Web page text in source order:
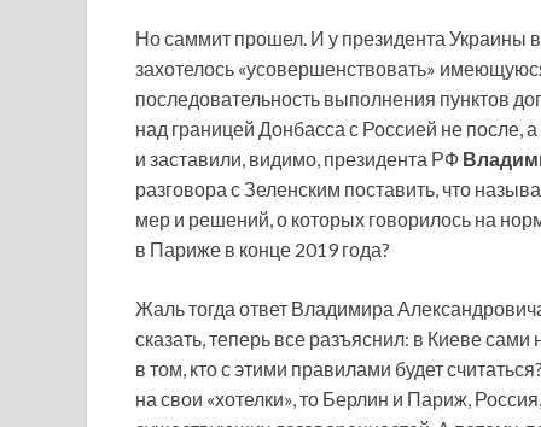
Но саммит прошел. И у президента Украины
захотелось «усовершенствовать»
последовательность выполнения пунктов
над границей Донбасса с Россией не
и заставили, видимо, президента РФ
разговора с Зеленским поставить, что
мер и решений, о которых говорилось на
в Париже в конце 2019 года?
Жаль тогда ответ Владимира
сказать, теперь все разъяснил: в Киеве
в том, кто с этими правилами будет
на свои «хотелки», то Берлин и Париж,